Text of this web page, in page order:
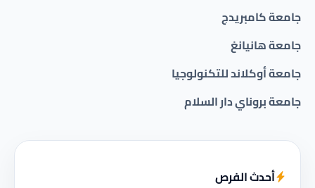
جامعة كامبريدج
جامعة هانيانغ
جامعة أوكلاند للتكنولوجيا
جامعة بروناي دار السلام
أحدث الفرص